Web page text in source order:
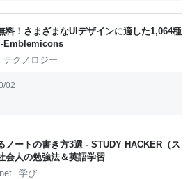
料！さまざまなUIデザインに適した1,064種
-Emblemicons
テクノロジー
02
ノートの書き方3選 - STUDY HACKER（ス
会人の勉強法＆英語学習
学び